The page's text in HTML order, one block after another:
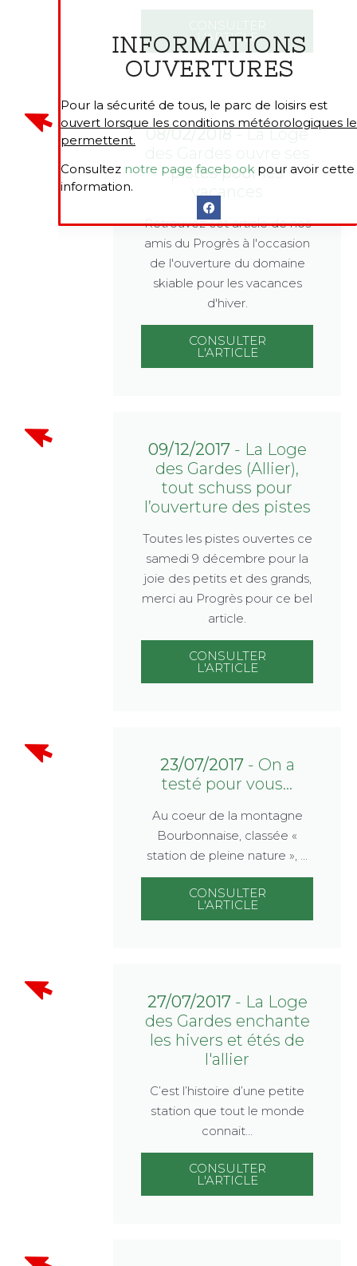
L'ARTICLE
08/02/2018- La Loge
pistes pour les
vacances
Retrouvez cet article de nos
amis du Progrès à l'occasion
de l'ouverture du domaine
skiable pour les vacances
d'hiver.
CONSULTER
L'ARTICLE
09/12/2017- La Loge
des Gardes (Allier),
tout schuss pour
l’ouverture des pistes
Toutes les pistes ouvertes ce
samedi 9 décembre pour la
joie des petits et des grands,
merci au Progrès pour ce bel
article.
CONSULTER
L'ARTICLE
23/07/2017- On a
testé pour vous...
Au coeur de la montagne
Bourbonnaise, classée «
station de pleine nature », ...
CONSULTER
L'ARTICLE
27/07/2017- La Loge
des Gardes enchante
les hivers et étés de
l'allier
C’est l’histoire d’une petite
station que tout le monde
connait…
CONSULTER
L'ARTICLE
INFORMATIONS
OUVERTURES
Pour la sécurité de tous, le parc de loisirs est
ouvert lorsque les conditions météorologiques le
permettent.
Consultez notre page facebook pour avoir cette
information.